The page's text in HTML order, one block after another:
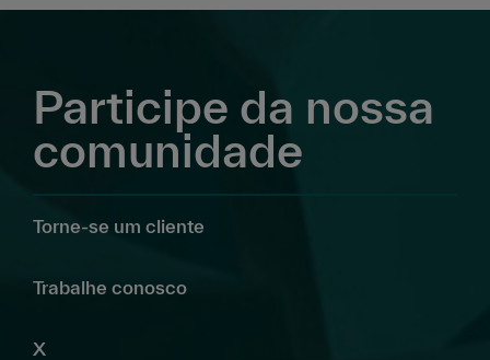
Participe da nossa
comunidade
Torne-se um cliente
Trabalhe conosco
X